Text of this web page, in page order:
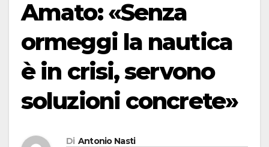
Amato: «Senza
ormeggi la nautica
è in crisi, servono
soluzioni concrete»
Di Antonio Nasti